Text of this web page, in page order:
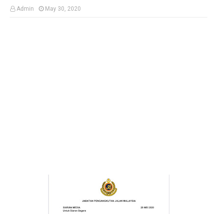
Admin May 30, 2020